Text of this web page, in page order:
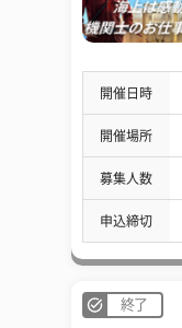
開催日時
開催場所
募集人数
申込締切
終了